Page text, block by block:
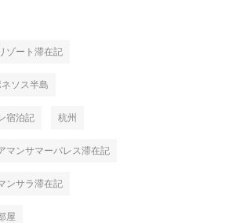
ゾート滞在記
ソス半島
宿泊記 杭州
マンサマーパレス滞在記
ンサラ滞在記
屋